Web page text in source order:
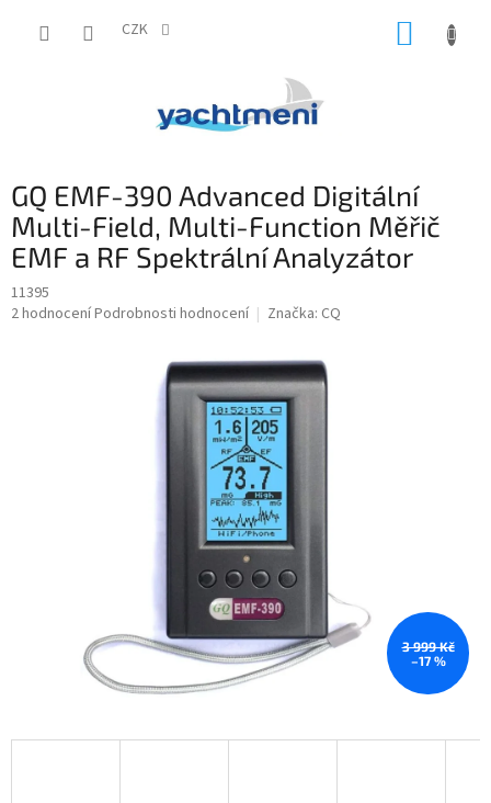
CZK
GQ EMF-390 Advanced Digitální
Multi-Field, Multi-Function Měřič
EMF a RF Spektrální Analyzátor
11395
Průměrné
2 hodnoceníPodrobnosti hodnocení Značka: CQ
3 999 Kč
–17 %